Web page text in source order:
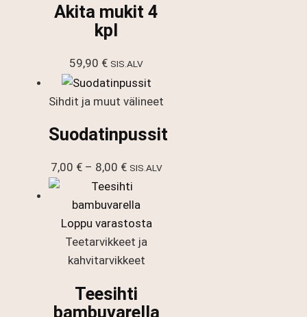
Akita mukit 4
kpl
59,90 € SIS.ALV
Sihdit ja muut välineet
Suodatinpussit
7,00 € – 8,00 €Hintaluokka:
7,00 €
-
8,00 €
SIS.ALV
Loppu varastosta
Teetarvikkeet ja
kahvitarvikkeet
Teesihti
bambuvarella